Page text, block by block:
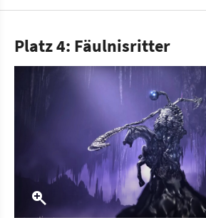
Platz 4: Fäulnisritter